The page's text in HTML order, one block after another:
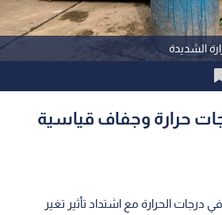
الشديدة
حرارة وجفاف قياسية
الحرارة مع اشتداد تأثير تغير